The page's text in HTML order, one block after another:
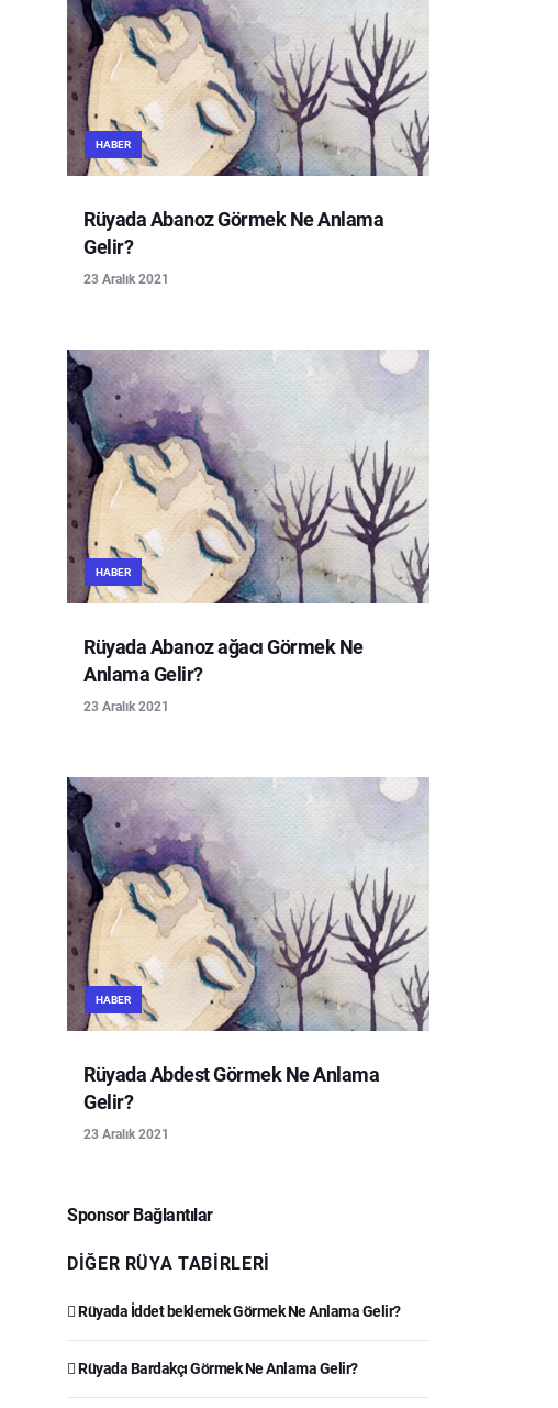
HABER
Rüyada Abanoz Görmek Ne Anlama
Gelir?
23 Aralık 2021
HABER
Rüyada Abanoz ağacı Görmek Ne
Anlama Gelir?
23 Aralık 2021
HABER
Rüyada Abdest Görmek Ne Anlama
Gelir?
23 Aralık 2021
Sponsor Bağlantılar
DIĞER RÜYA TABIRLERI
Rüyada İddet beklemek Görmek Ne Anlama Gelir?
Rüyada Bardakçı Görmek Ne Anlama Gelir?